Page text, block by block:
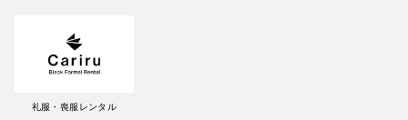
礼服・喪服レンタル